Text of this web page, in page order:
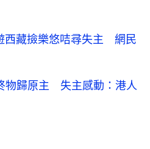
西藏撿樂悠咭尋失主 網民
物歸原主 失主感動：港人